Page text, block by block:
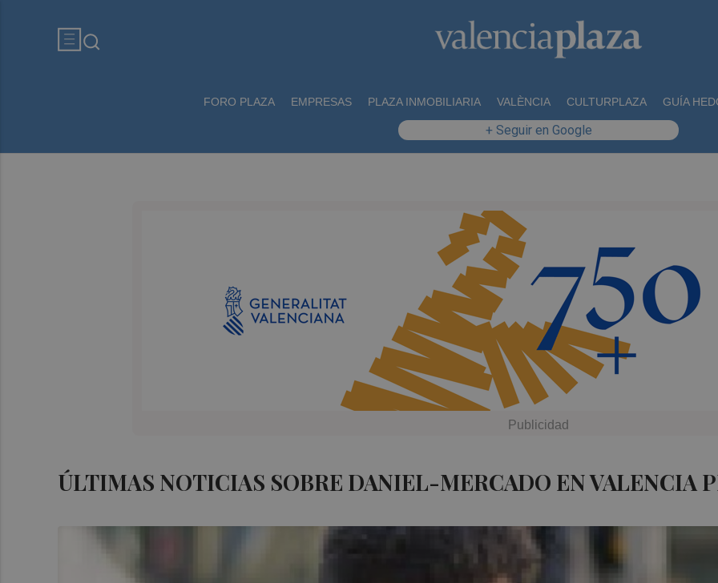
FORO PLAZA EMPRESAS PLAZA INMOBILIARIA VALÈNCIA CULTURPLAZA GUÍA
+ Seguir en Google
ÚLTIMAS NOTICIAS SOBRE DANIEL-MERCADO EN VALENCIA